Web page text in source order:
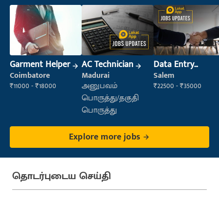
Garment Helper
Coimbatore
₹11000 - ₹18000
AC Technician
Madurai
அனுபவம்
பொருத்து/தகுதி
பொருத்து
Data Entry
Operator
Salem
₹22500 - ₹35000
Explore more jobs
தொடர்புடைய செய்தி